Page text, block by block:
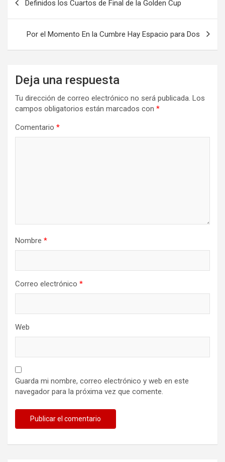
Definidos los Cuartos de Final de la Golden Cup
Por el Momento En la Cumbre Hay Espacio para Dos
Deja una respuesta
Tu dirección de correo electrónico no será publicada. Los
campos obligatorios están marcados con *
Comentario *
Nombre *
Correo electrónico *
Web
Guarda mi nombre, correo electrónico y web en este
navegador para la próxima vez que comente.